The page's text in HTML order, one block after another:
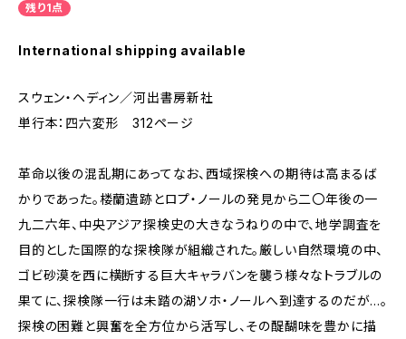
残り1点
International shipping available
スウェン・ヘディン／河出書房新社
単行本：四六変形 312ページ
革命以後の混乱期にあってなお、西域探検への期待は高まるば
かりであった。楼蘭遺跡とロプ・ノールの発見から二〇年後の一
九二六年、中央アジア探検史の大きなうねりの中で、地学調査を
目的とした国際的な探検隊が組織された。厳しい自然環境の中、
ゴビ砂漠を西に横断する巨大キャラバンを襲う様々なトラブルの
果てに、探検隊一行は未踏の湖ソホ・ノールへ到達するのだが…。
探検の困難と興奮を全方位から活写し、その醍醐味を豊かに描